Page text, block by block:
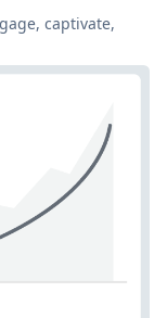
captivate,